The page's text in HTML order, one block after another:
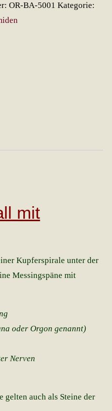
OR-BA-5001 Kategorie:
mit
Kupferspirale unter der
Messingspäne mit
Orgon genannt)
Nerven
auch als Steine der